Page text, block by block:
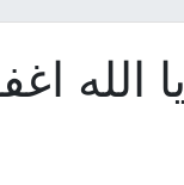
يا الله